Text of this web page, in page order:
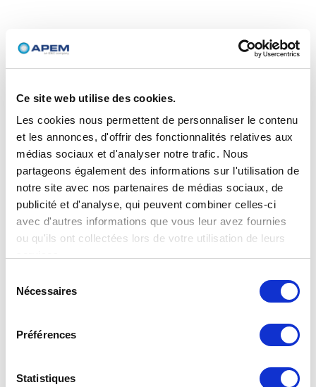
Ce site web utilise des cookies.
Les cookies nous permettent de personnaliser le contenu
et les annonces, d'offrir des fonctionnalités relatives aux
médias sociaux et d'analyser notre trafic. Nous
partageons également des informations sur l'utilisation de
notre site avec nos partenaires de médias sociaux, de
publicité et d'analyse, qui peuvent combiner celles-ci
avec d'autres informations que vous leur avez fournies
ou qu'ils ont collectées lors de votre utilisation de leurs
Nécessaires
Préférences
Statistiques